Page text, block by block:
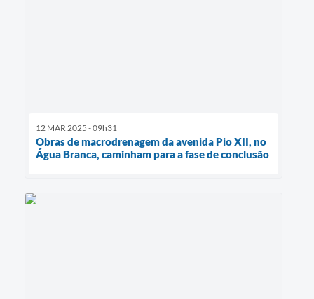
12 MAR 2025 - 09h31
Obras de macrodrenagem da avenida Pio XII, no
Água Branca, caminham para a fase de conclusão